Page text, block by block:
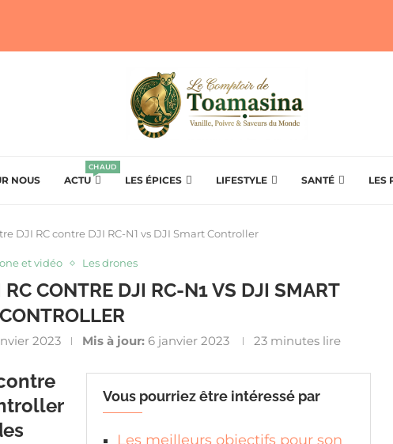
NOUS ACTU
CHAUD
LES ÉPICES LIFESTYLE SANTÉ LES
DJI RC contre DJI RC-N1 vs DJI Smart Controller
et vidéo Les drones
CONTRE DJI RC-N1 VS DJI SMART
CONTROLLER
2023 Mis à jour: 6 janvier 2023 23 minutes lire
Vous pourriez être intéressé par
Les meilleurs objectifs pour son